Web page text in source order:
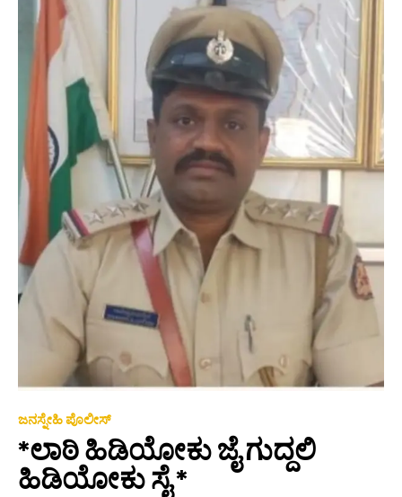
ಜನಸ್ನೇಹಿ ಪೊಲೀಸ್
*ಲಾಠಿ ಹಿಡಿಯೋಕು ಜೈ ಗುದ್ದಲಿ
ಹಿಡಿಯೋಕು ಸೈ *